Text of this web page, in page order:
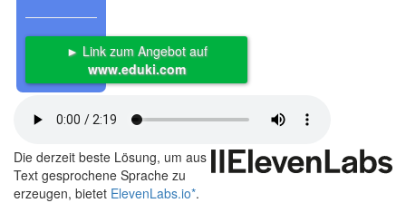
► Link zum Angebot auf
www.eduki.com
Die derzeit beste Lösung, um aus
Text gesprochene Sprache zu
erzeugen, bietet ElevenLabs.io*.